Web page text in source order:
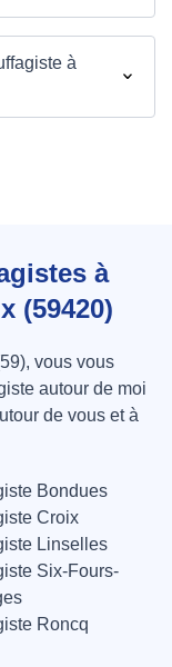
à
à
(59420)
vous vous
autour de moi
de vous et à
Bondues
Croix
Linselles
Six-Fours-
Roncq